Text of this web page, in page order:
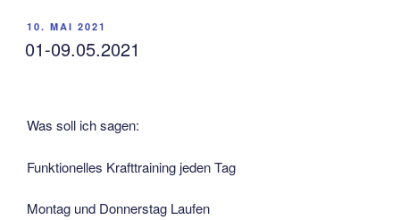
VERÖFFENTLICHT
AM
10. MAI 2021
01-09.05.2021
Was soll ich sagen:
Funktionelles Krafttraining jeden Tag
Montag und Donnerstag Laufen